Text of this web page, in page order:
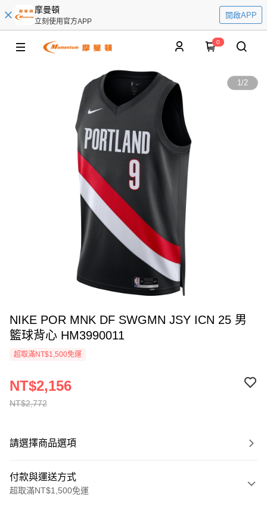
摩曼頓
立刻使用官方APP
開啟APP
0
1/2
NIKE POR MNK DF SWGMN JSY ICN 25 男
籃球背心 HM3990011
超取滿NT$1,500免運
NT$2,772
NT$2,156
請選擇商品選項
付款與運送方式
超取滿NT$1,500免運